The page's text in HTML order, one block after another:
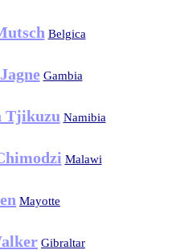
Belgica
Gambia
Tjikuzu Namibia
Malawi
Mayotte
Gibraltar